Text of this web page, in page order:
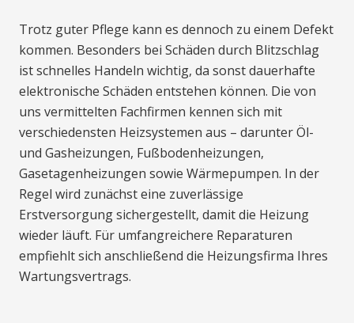
Trotz guter Pflege kann es dennoch zu einem Defekt
kommen. Besonders bei Schäden durch Blitzschlag
ist schnelles Handeln wichtig, da sonst dauerhafte
elektronische Schäden entstehen können. Die von
uns vermittelten Fachfirmen kennen sich mit
verschiedensten Heizsystemen aus – darunter Öl-
und Gasheizungen, Fußbodenheizungen,
Gasetagenheizungen sowie Wärmepumpen. In der
Regel wird zunächst eine zuverlässige
Erstversorgung sichergestellt, damit die Heizung
wieder läuft. Für umfangreichere Reparaturen
empfiehlt sich anschließend die Heizungsfirma Ihres
Wartungsvertrags.